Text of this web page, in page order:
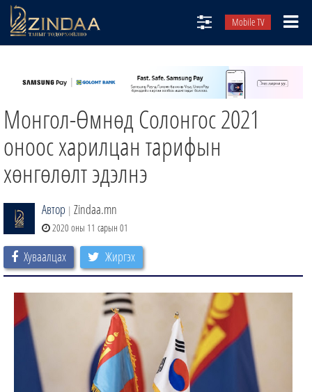
Mobile TV
ТВ8
ӨГЛӨӨНИЙ СОНИН
Монгол-Өмнөд Солонгос 2021
оноос харилцан тарифын
хөнгөлөлт эдэлнэ
Автор | Zindaa.mn
2020 оны 11 сарын 01
Хуваалцах Жиргэх